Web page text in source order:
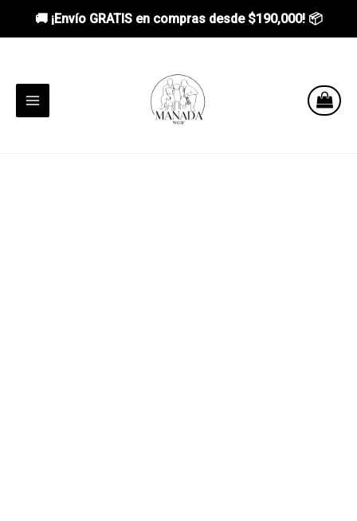
🚚 ¡Envío GRATIS en compras desde $190,000! 📦
contenido
MAIN